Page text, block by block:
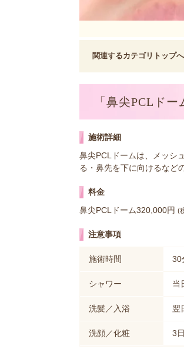
関連するカテゴリトップへ
「鼻尖PCLド
施術詳細
鼻尖PCLドームは、メッシ
る・鼻先を下に向けるなど
料金
鼻尖PCLドーム320,000円 (
注意事項
施術時間 30
シャワー 当
洗髪／入浴 翌
洗顔／化粧 3